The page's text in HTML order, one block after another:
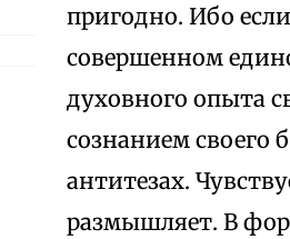
пригодно. Ибо
совершенном
духовного опыта
сознанием своего
антитезах.
размышляет. В